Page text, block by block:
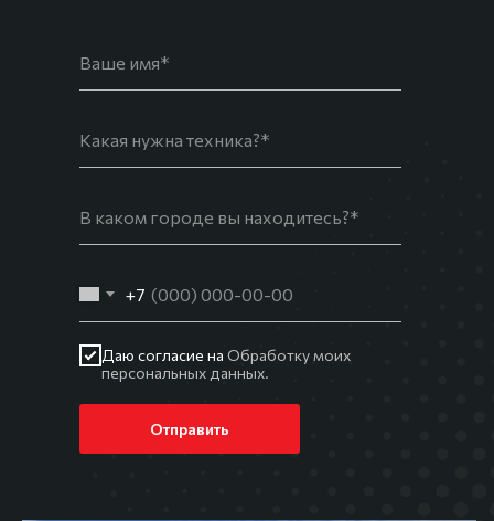
+7
Даю согласие на Обработку моих
персональных данных.
Отправить